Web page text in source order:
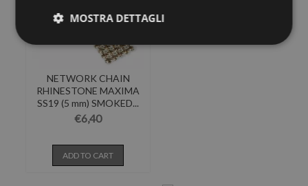
NETWORK CHAIN
RHINESTONE MAXIMA
SS19 (5 mm) SMOKED...
€6,40
ADD TO CART
MOSTRA DETTAGLI